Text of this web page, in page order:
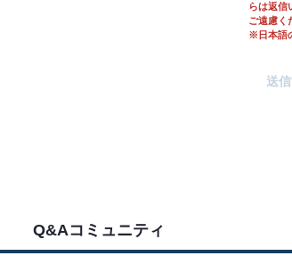
らは返信
ご遠慮く
※日本語
Q&Aコミュニティ